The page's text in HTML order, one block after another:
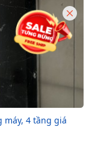
máy, 4 tầng giá